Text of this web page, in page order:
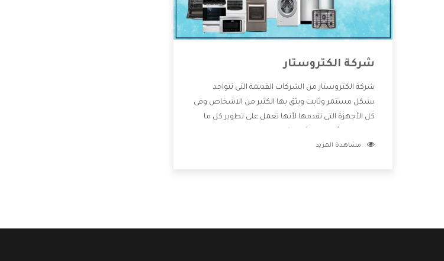
شركة الكتروستار
شركة الكتروستار من الشركات القديمة التى تتواجد
بشكل مستمر وثابت ويثق بها الكثير من الاشخاص وفى
كل الأجهزة التى تقدمها لأنها تعمل على تطوير كل ما
أفضل خدمات ما بعد البيع مع المنتجات وتقدم للعملاء
مشاهدة المزيد